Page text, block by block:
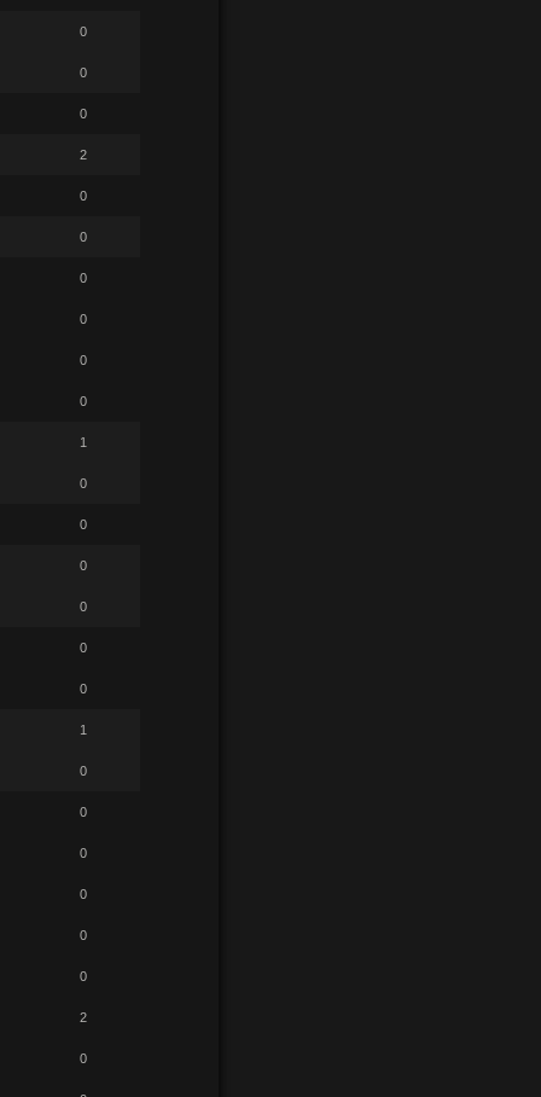
0
0
0
2
0
0
0
0
0
0
1
0
0
0
0
0
0
1
0
0
0
0
0
0
2
0